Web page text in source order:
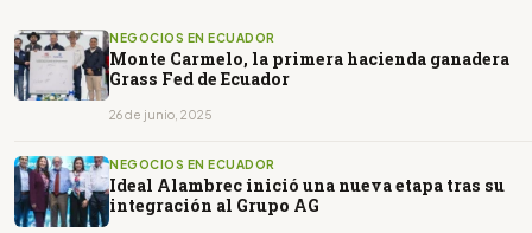
NEGOCIOS EN ECUADOR
Monte Carmelo, la primera hacienda ganadera
Grass Fed de Ecuador
26 de junio, 2025
NEGOCIOS EN ECUADOR
Ideal Alambrec inició una nueva etapa tras su
integración al Grupo AG